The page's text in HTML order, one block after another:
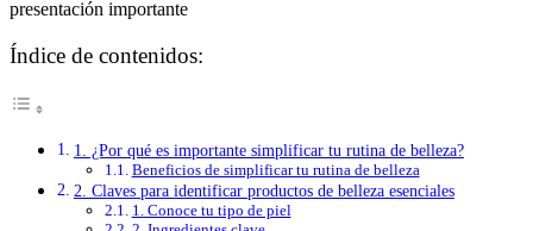
Índice de contenidos:
1. ¿Por qué es importante simplificar tu rutina de belleza?
Beneficios de simplificar tu rutina de belleza
2. Claves para identificar productos de belleza esenciales
1. Conoce tu tipo de piel